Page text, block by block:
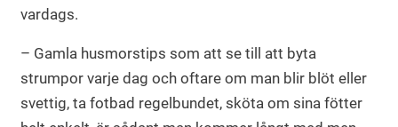
vardags.
– Gamla husmorstips som att se till att byta
strumpor varje dag och oftare om man blir blöt eller
svettig, ta fotbad regelbundet, sköta om sina fötter